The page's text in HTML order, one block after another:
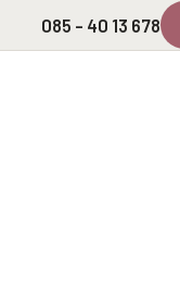
085 - 40 13 678